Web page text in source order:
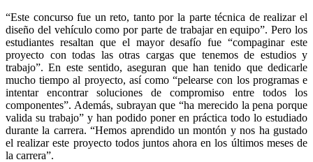
“Este concurso fue un reto, tanto por la parte técnica de realizar el
diseño del vehículo como por parte de trabajar en equipo”. Pero los
estudiantes resaltan que el mayor desafío fue “compaginar este
proyecto con todas las otras cargas que tenemos de estudios y
trabajo”. En este sentido, aseguran que han tenido que dedicarle
mucho tiempo al proyecto, así como “pelearse con los programas e
intentar encontrar soluciones de compromiso entre todos los
componentes”. Además, subrayan que “ha merecido la pena porque
valida su trabajo” y han podido poner en práctica todo lo estudiado
durante la carrera. “Hemos aprendido un montón y nos ha gustado
el realizar este proyecto todos juntos ahora en los últimos meses de
la carrera”.